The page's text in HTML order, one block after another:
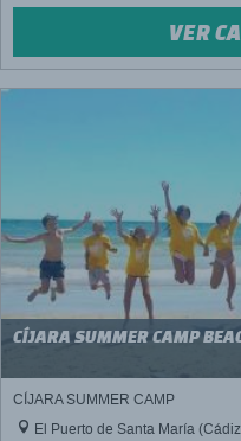
VER
CÍJARA SUMMER CAMP
CÍJARA SUMMER CAMP
El Puerto de Santa María